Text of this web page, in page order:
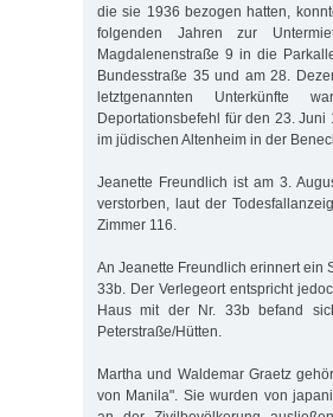
die sie 1936 bezogen hatten,
folgenden Jahren zur
Magdalenenstraße 9 in die
Bundesstraße 35 und am 28.
letztgenannten Unterkünfte
Deportationsbefehl für den 23.
im jüdischen Altenheim in der
Jeanette Freundlich ist am 3.
verstorben, laut der
Zimmer 116.
An Jeanette Freundlich erinnert ein
33b. Der Verlegeort entspricht
Haus mit der Nr. 33b befand
Peterstraße/Hütten.
Martha und Waldemar Graetz
von Manila". Sie wurden von